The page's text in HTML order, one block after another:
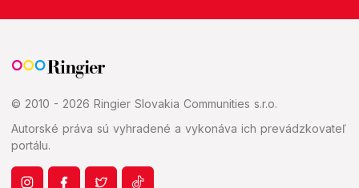
© 2010 - 2026 Ringier Slovakia Communities s.r.o.
Autorské práva sú vyhradené a vykonáva ich prevádzkovateľ
portálu.